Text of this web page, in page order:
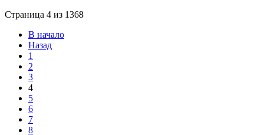
Страница 4 из 1368
В начало
Назад
1
2
3
4
5
6
7
8